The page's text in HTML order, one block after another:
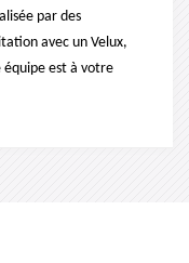
par des
avec un Velux,
équipe est à votre